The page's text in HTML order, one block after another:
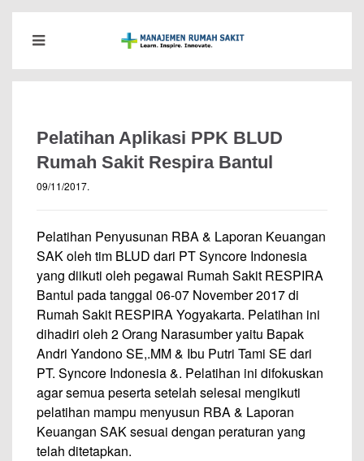
Pelatihan Aplikasi PPK BLUD
Rumah Sakit Respira Bantul
09/11/2017.
Pelatihan Penyusunan RBA & Laporan Keuangan
SAK oleh tim BLUD dari PT Syncore Indonesia
yang diikuti oleh pegawai Rumah Sakit RESPIRA
Bantul pada tanggal 06-07 November 2017 di
Rumah Sakit RESPIRA Yogyakarta. Pelatihan ini
dihadiri oleh 2 Orang Narasumber yaitu Bapak
Andri Yandono SE,.MM & Ibu Putri Tami SE dari
PT. Syncore Indonesia &. Pelatihan ini difokuskan
agar semua peserta setelah selesai mengikuti
pelatihan mampu menyusun RBA & Laporan
Keuangan SAK sesuai dengan peraturan yang
telah ditetapkan.